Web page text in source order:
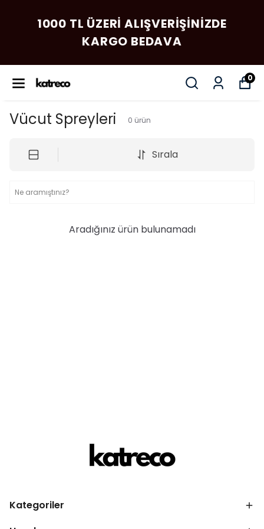
1000 TL ÜZERI ALIŞVERIŞINIZDE
KARGO BEDAVA
0
Vücut Spreyleri 0 ürün
Sırala
Aradığınız ürün bulunamadı
Kategoriler